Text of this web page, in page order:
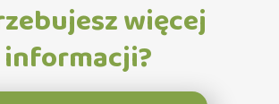
więcej
informacji?